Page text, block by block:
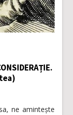
ne amintește